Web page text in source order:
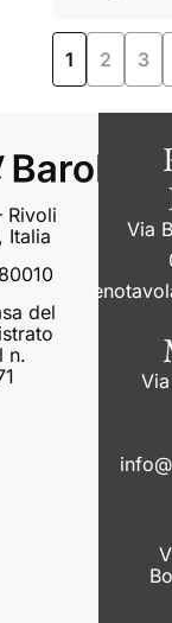
1 2 3
Rivoli
Italia
del
n.
Via